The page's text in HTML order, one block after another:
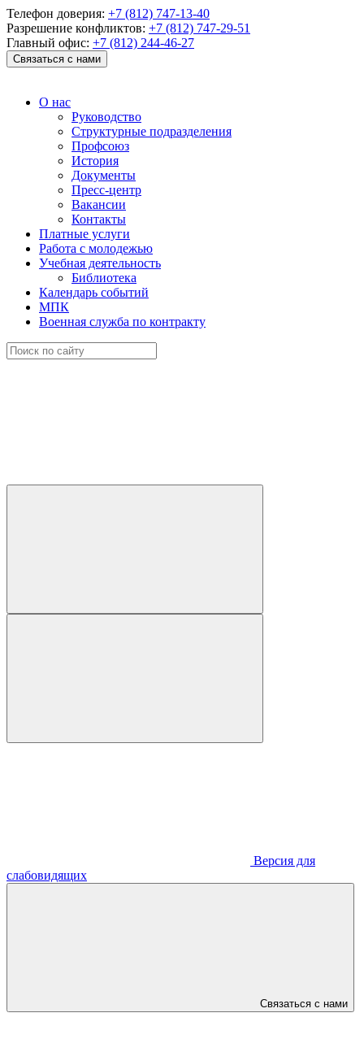
Телефон доверия: +7 (812) 747-13-40
Разрешение конфликтов: +7 (812) 747-29-51
Главный офис: +7 (812) 244-46-27
Связаться с нами
О нас
Руководство
Структурные подразделения
Профсоюз
История
Документы
Пресс-центр
Вакансии
Контакты
Платные услуги
Работа с молодежью
Учебная деятельность
Библиотека
Календарь событий
МПК
Военная служба по контракту
Версия для
слабовидящих
Связаться с нами